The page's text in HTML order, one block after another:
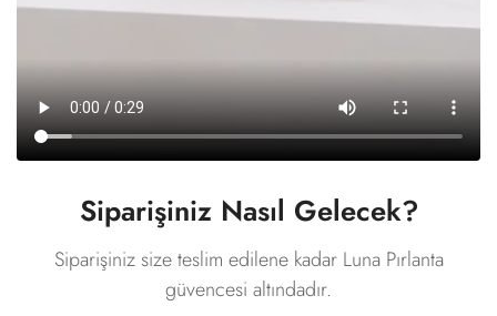
Siparişiniz Nasıl Gelecek?
Siparişiniz size teslim edilene kadar Luna Pırlanta
güvencesi altındadır.